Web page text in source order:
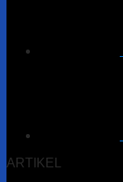
ARTIKEL